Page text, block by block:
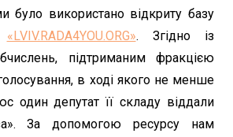
було використано відкриту базу
«LVIV.RADA4YOU.ORG». Згідно із
підтриманим фракцією
в ході якого не менше
один депутат її складу віддали
За допомогою ресурсу нам